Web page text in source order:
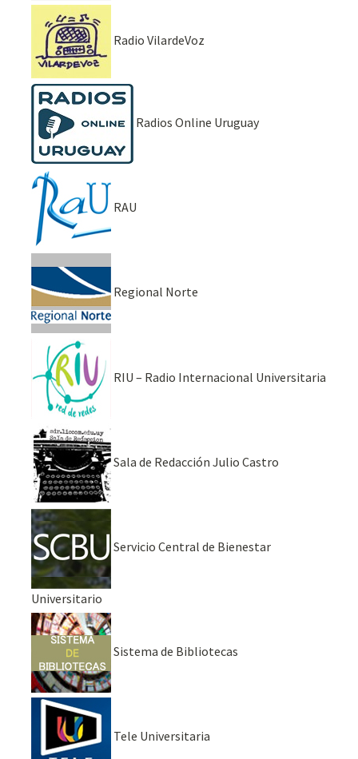
Radio VilardeVoz
Radios Online Uruguay
RAU
Regional Norte
RIU – Radio Internacional Universitaria
Sala de Redacción Julio Castro
Servicio Central de Bienestar
Universitario
Sistema de Bibliotecas
Tele Universitaria